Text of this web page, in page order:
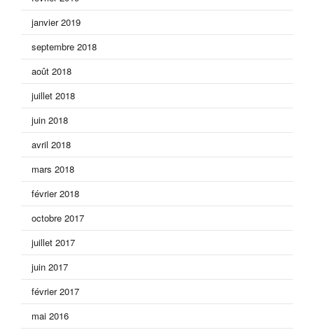
janvier 2019
septembre 2018
août 2018
juillet 2018
juin 2018
avril 2018
mars 2018
février 2018
octobre 2017
juillet 2017
juin 2017
février 2017
mai 2016